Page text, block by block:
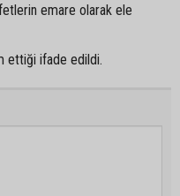
emare olarak ele
ettiği ifade edildi.